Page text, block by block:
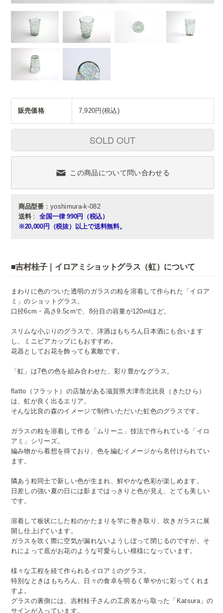
販売価格 7,920円(税込)
SOLD OUT
この商品について問い合わせる
商品型番：yoshimura-k-082
送料： 全国一律 990円（税込）
※20,000円（税抜）以上で送料無料。
■吉村桂子｜イロアミショットグラス（虹）について
まわりに色のついた透明のガラスの粒を溶着して作られた「イロア
ミ」のショットグラス。
口径6cm・高さ9.5cmで、8分目の容量が120mlほど。
スリムな小ぶりのグラスで、洋酒はもちろん日本酒にも合います
し、ミニビアカップにもおすすめ。
花器としてお花を飾っても素敵です。
「虹」は7色の色を組み合わせた、彩り豊かなグラス。
flatto（フラット）の店舗がある滋賀県大津市北比良（きたひら）
は、虹が良く出るエリア。
そんな比良の森のイメージで制作いただいた虹色のグラスです。
ガラスの粒を溶着して作る「ムリーニ」技法で作られている「イロ
アミ」シリーズ。
編み物から着想を得ており、色を編むイメージから名付けられてい
ます。
隣あう粒同士で新しい色が生まれ、鮮やかな色彩が楽しめます。
日差しの強い夏の日には影まではっきりと色が見え、とても美しい
です。
溶着して板状にした粒のかたまりを竿に巻き取り、吹きガラスに展
開し仕上げています。
ガラスを吹く際に空気が漏れないようしぼって閉じるのですが、そ
れによって底がお花のような可愛らしい模様になっています。
様々な工程を経て作られるイロアミのグラス。
特別なときはもちろん、日々の食卓を明るく華やかに彩ってくれま
すよ。
グラスの裏側には、吉村桂子さんの工房名から取った「Katsura」の
サインが入っています。